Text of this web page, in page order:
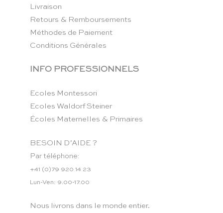
Livraison
Retours & Remboursements
Méthodes de Paiement
Conditions Générales
INFO PROFESSIONNELS
Ecoles Montessori
Ecoles Waldorf Steiner
Écoles Maternelles & Primaires
BESOIN D’AIDE ?
Par téléphone:
+41 (0)79 920 14 23
Lun-Ven: 9.00-17.00
Nous livrons dans le monde entier.